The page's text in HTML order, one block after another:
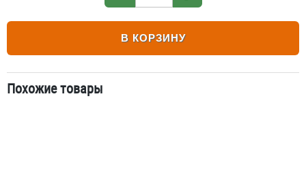
В КОРЗИНУ
Похожие товары